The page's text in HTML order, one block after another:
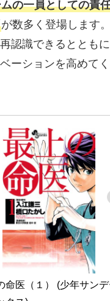
の一員としての責
が数多く登場します
認識できるととも
ーションを高めて
命医（１） (少年サンデ